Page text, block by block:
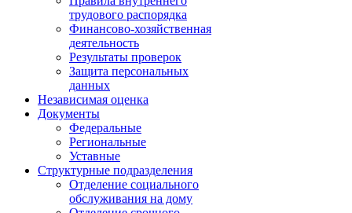
трудового распорядка
Финансово-хозяйственная
деятельность
Результаты проверок
Защита персональных
данных
Независимая оценка
Документы
Федеральные
Региональные
Уставные
Структурные подразделения
Отделение социального
обслуживания на дому